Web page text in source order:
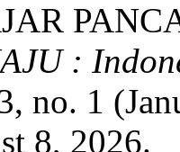
:
no. 1
8, 2026.